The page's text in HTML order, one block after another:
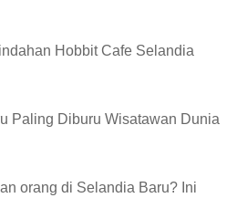
Hobbit Cafe Selandia
Paling Diburu Wisatawan Dunia
orang di Selandia Baru? Ini